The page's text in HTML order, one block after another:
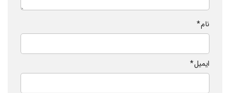
نام*
ایمیل*